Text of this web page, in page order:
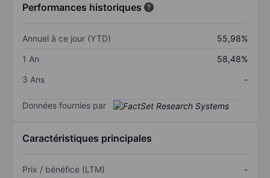
Performances historiques
Annuel à ce jour (YTD)
55,98%
1 An
58,48%
3 Ans
-
Données fournies par
Caractéristiques principales
Prix / bénéfice (LTM)
-